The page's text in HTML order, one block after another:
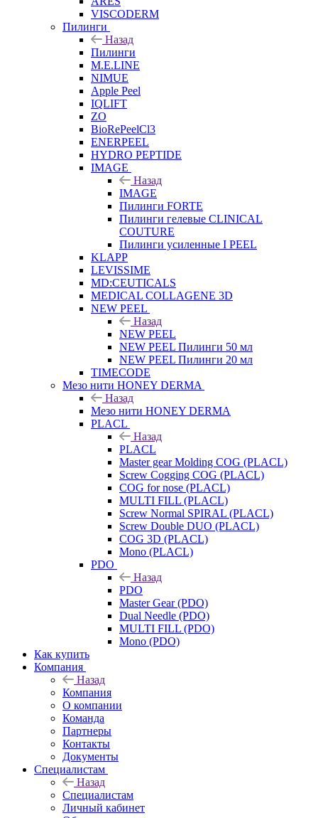
VISCODERM
Пилинги
Назад
Пилинги
M.E.LINE
NIMUE
Apple Peel
IQLIFT
ZO
BioRePeelCl3
ENERPEEL
HYDRO PEPTIDE
IMAGE
Назад
IMAGE
Пилинги FORTE
Пилинги гелевые CLINICAL
COUTURE
Пилинги усиленные I PEEL
KLAPP
LEVISSIME
MD:CEUTICALS
MEDICAL COLLAGENE 3D
NEW PEEL
Назад
NEW PEEL
NEW PEEL Пилинги 50 мл
NEW PEEL Пилинги 20 мл
TIMECODE
Мезо нити HONEY DERMA
Назад
Мезо нити HONEY DERMA
PLACL
Назад
PLACL
Master gear Molding COG (PLACL)
Screw Cogging COG (PLACL)
COG for nose (PLACL)
MULTI FILL (PLACL)
Screw Normal SPIRAL (PLACL)
Screw Double DUO (PLACL)
COG 3D (PLACL)
Mono (PLACL)
PDO
Назад
PDO
Master Gear (PDO)
Dual Needle (PDO)
MULTI FILL (PDO)
Mono (PDO)
Как купить
Компания
Назад
Компания
О компании
Команда
Партнеры
Контакты
Документы
Специалистам
Назад
Специалистам
Личный кабинет